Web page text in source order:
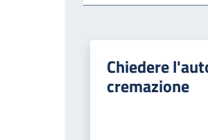
Chiedere
cremazione